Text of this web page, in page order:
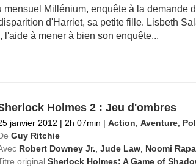
Millénium, enquête à la demande
d'Harriet, sa petite fille. Lisbeth
à mener à bien son enquête...
Holmes 2 : Jeu d'ombres
janvier 2012 | 2h 07min | Action, Aventure,
Guy Ritchie
Robert Downey Jr., Jude Law, Noomi
original Sherlock Holmes: A Game of